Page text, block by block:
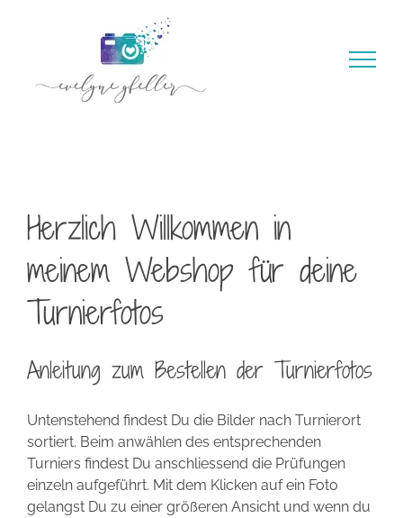
Herzlich Willkommen in
meinem Webshop für deine
Turnierfotos
Anleitung zum Bestellen der Turnierfotos
Untenstehend findest Du die Bilder nach Turnierort
sortiert. Beim anwählen des entsprechenden
Turniers findest Du anschliessend die Prüfungen
einzeln aufgeführt. Mit dem Klicken auf ein Foto
gelangst Du zu einer größeren Ansicht und wenn du